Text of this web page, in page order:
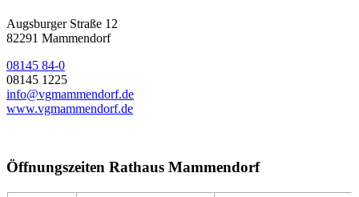
Augsburger Straße 12
82291 Mammendorf
08145 84-0
08145 1225
info@vgmammendorf.de
www.vgmammendorf.de
Öffnungszeiten Rathaus Mammendorf